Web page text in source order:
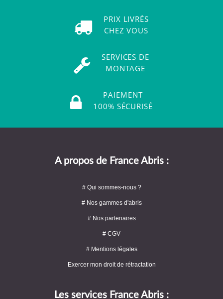
PRIX LIVRÉS
CHEZ VOUS
SERVICES DE
MONTAGE
PAIEMENT
100% SÉCURISÉ
A propos de France Abris :
# Qui sommes-nous ?
# Nos gammes d'abris
# Nos partenaires
# CGV
# Mentions légales
Exercer mon droit de rétractation
Les services France Abris :